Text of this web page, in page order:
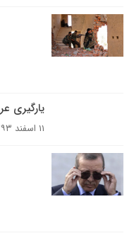
یارگیری
۱۱ اسفند ۱۳۹۳